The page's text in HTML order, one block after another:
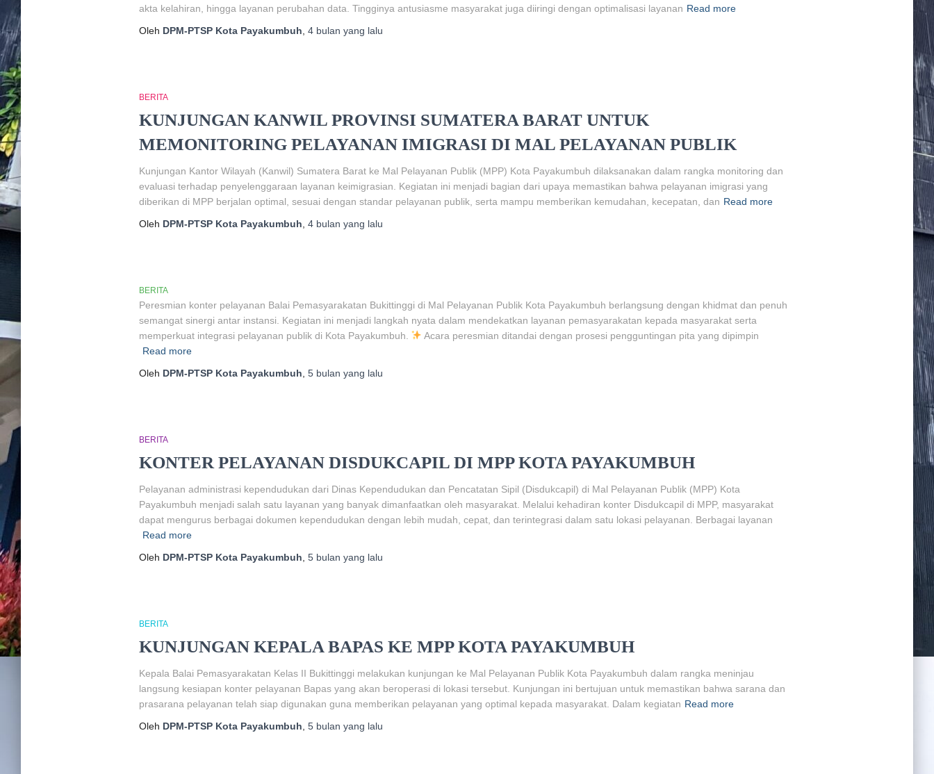
akta kelahiran, hingga layanan perubahan data. Tingginya antusiasme masyarakat juga diiringi dengan optimalisasi layanan Read more
Oleh DPM-PTSP Kota Payakumbuh 4 bulan yang lalu
BERITA
KUNJUNGAN KANWIL PROVINSI SUMATERA BARAT UNTUK
MEMONITORING PELAYANAN IMIGRASI DI MAL PELAYANAN PUBLIK
Kunjungan Kantor Wilayah (Kanwil) Sumatera Barat ke Mal Pelayanan Publik (MPP) Kota Payakumbuh dilaksanakan dalam rangka monitoring dan
evaluasi terhadap penyelenggaraan layanan keimigrasian. Kegiatan ini menjadi bagian dari upaya memastikan bahwa pelayanan imigrasi yang
diberikan di MPP berjalan optimal, sesuai dengan standar pelayanan publik, serta mampu memberikan kemudahan, kecepatan, dan Read more
Oleh DPM-PTSP Kota Payakumbuh 4 bulan yang lalu
BERITA
Peresmian konter pelayanan Balai Pemasyarakatan Bukittinggi di Mal Pelayanan Publik Kota Payakumbuh berlangsung dengan khidmat dan penuh
semangat sinergi antar instansi. Kegiatan ini menjadi langkah nyata dalam mendekatkan layanan pemasyarakatan kepada masyarakat serta
memperkuat integrasi pelayanan publik di Kota Payakumbuh.
Acara peresmian ditandai dengan prosesi pengguntingan pita yang dipimpin
Read more
Oleh DPM-PTSP Kota Payakumbuh 5 bulan yang lalu
BERITA
KONTER PELAYANAN DISDUKCAPIL DI MPP KOTA PAYAKUMBUH
Pelayanan administrasi kependudukan dari Dinas Kependudukan dan Pencatatan Sipil (Disdukcapil) di Mal Pelayanan Publik (MPP) Kota
Payakumbuh menjadi salah satu layanan yang banyak dimanfaatkan oleh masyarakat. Melalui kehadiran konter Disdukcapil di MPP, masyarakat
dapat mengurus berbagai dokumen kependudukan dengan lebih mudah, cepat, dan terintegrasi dalam satu lokasi pelayanan. Berbagai layanan
Read more
Oleh DPM-PTSP Kota Payakumbuh 5 bulan yang lalu
BERITA
KUNJUNGAN KEPALA BAPAS KE MPP KOTA PAYAKUMBUH
Kepala Balai Pemasyarakatan Kelas II Bukittinggi melakukan kunjungan ke Mal Pelayanan Publik Kota Payakumbuh dalam rangka meninjau
langsung kesiapan konter pelayanan Bapas yang akan beroperasi di lokasi tersebut. Kunjungan ini bertujuan untuk memastikan bahwa sarana dan
prasarana pelayanan telah siap digunakan guna memberikan pelayanan yang optimal kepada masyarakat. Dalam kegiatan Read more
Oleh DPM-PTSP Kota Payakumbuh 5 bulan yang lalu